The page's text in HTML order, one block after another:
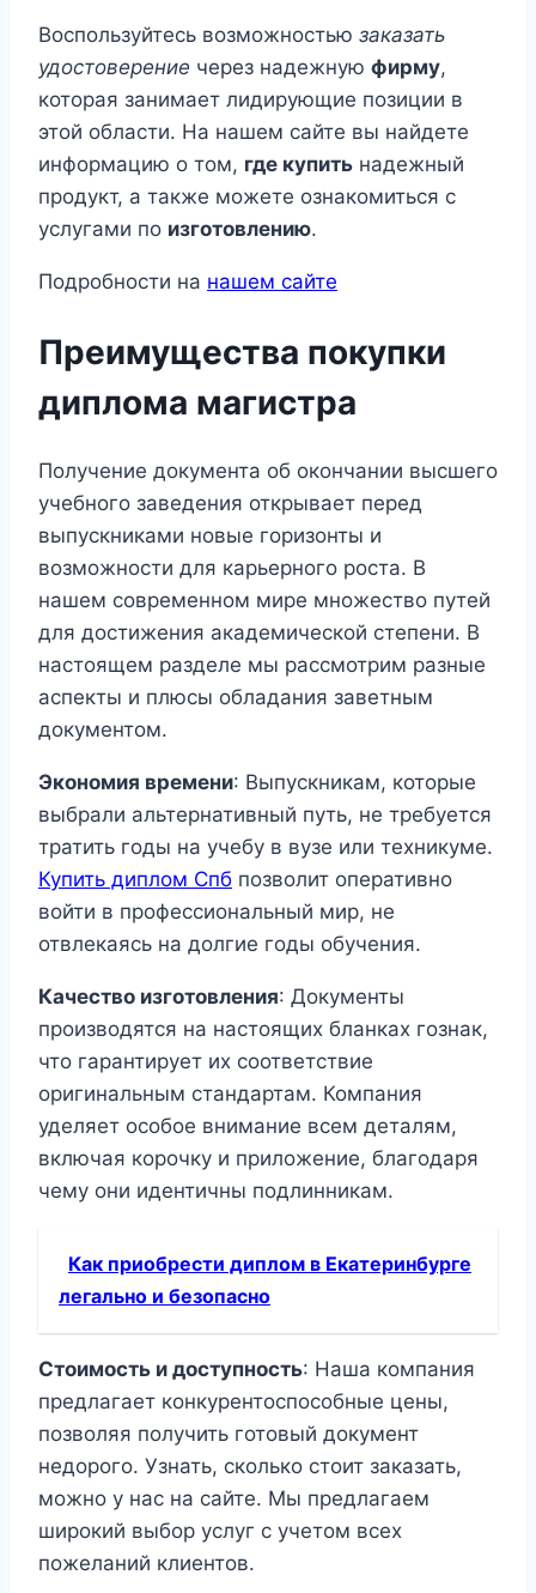
Воспользуйтесь возможностью заказать
удостоверение через надежную фирму,
которая занимает лидирующие позиции в
этой области. На нашем сайте вы найдете
информацию о том, где купить надежный
продукт, а также можете ознакомиться с
услугами по изготовлению.
Подробности на нашем сайте
Преимущества покупки
диплома магистра
Получение документа об окончании высшего
учебного заведения открывает перед
выпускниками новые горизонты и
возможности для карьерного роста. В
нашем современном мире множество путей
для достижения академической степени. В
настоящем разделе мы рассмотрим разные
аспекты и плюсы обладания заветным
документом.
Экономия времени: Выпускникам, которые
выбрали альтернативный путь, не требуется
тратить годы на учебу в вузе или техникуме.
Купить диплом Спб позволит оперативно
войти в профессиональный мир, не
отвлекаясь на долгие годы обучения.
Качество изготовления: Документы
производятся на настоящих бланках гознак,
что гарантирует их соответствие
оригинальным стандартам. Компания
уделяет особое внимание всем деталям,
включая корочку и приложение, благодаря
чему они идентичны подлинникам.
Как приобрести диплом в Екатеринбурге
легально и безопасно
Стоимость и доступность: Наша компания
предлагает конкурентоспособные цены,
позволяя получить готовый документ
недорого. Узнать, сколько стоит заказать,
можно у нас на сайте. Мы предлагаем
широкий выбор услуг с учетом всех
пожеланий клиентов.